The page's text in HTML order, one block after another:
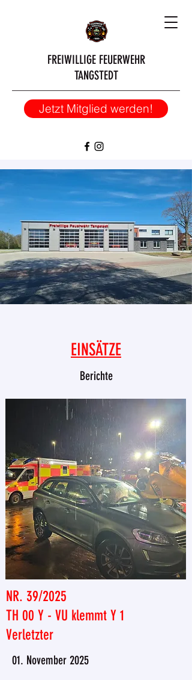
FREIWILLIGE FEUERWEHR
TANGSTEDT
Jetzt Mitglied werden!
EINSÄTZE
Berichte
NR. 39/2025
TH 00 Y - VU klemmt Y 1
Verletzter
01. November 2025